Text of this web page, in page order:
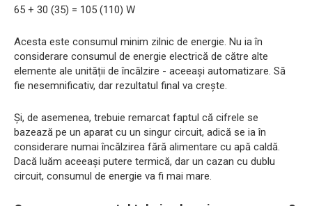
65 + 30 (35) = 105 (110) W
Acesta este consumul minim zilnic de energie. Nu ia în
considerare consumul de energie electrică de către alte
elemente ale unității de încălzire - aceeași automatizare. Să
fie nesemnificativ, dar rezultatul final va crește.
Și, de asemenea, trebuie remarcat faptul că cifrele se
bazează pe un aparat cu un singur circuit, adică se ia în
considerare numai încălzirea fără alimentare cu apă caldă.
Dacă luăm aceeași putere termică, dar un cazan cu dublu
circuit, consumul de energie va fi mai mare.